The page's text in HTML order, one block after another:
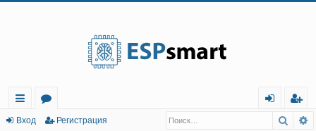
с
о
г
Вход Регистрация